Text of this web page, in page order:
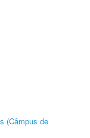
(Câmpus de